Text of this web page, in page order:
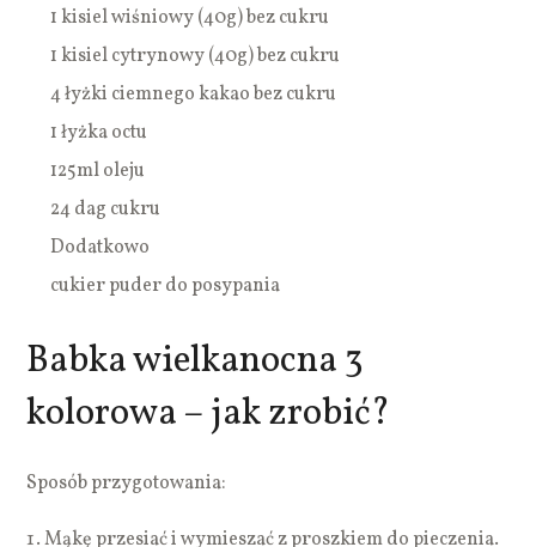
1 kisiel wiśniowy (40g) bez cukru
1 kisiel cytrynowy (40g) bez cukru
4 łyżki ciemnego kakao bez cukru
1 łyżka octu
125ml oleju
24 dag cukru
Dodatkowo
cukier puder do posypania
Babka wielkanocna 3
kolorowa – jak zrobić?
Sposób przygotowania:
Mąkę przesiać i wymieszać z proszkiem do pieczenia.